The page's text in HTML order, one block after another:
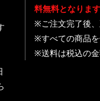
料無料となります
※ご注文完了後、
※すべての商品を
※送料は税込の金